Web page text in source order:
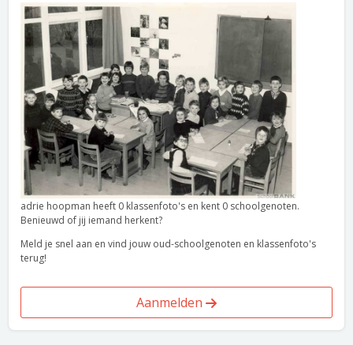
adrie hoopman heeft 0 klassenfoto's en kent 0 schoolgenoten.
Benieuwd of jij iemand herkent?
Meld je snel aan en vind jouw oud-schoolgenoten en klassenfoto's
terug!
Aanmelden